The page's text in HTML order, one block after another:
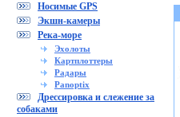
Носимые GPS
Экшн-камеры
Река-море
Эхолоты
Картплоттеры
Радары
Panoptix
Дрессировка и слежение за
собаками